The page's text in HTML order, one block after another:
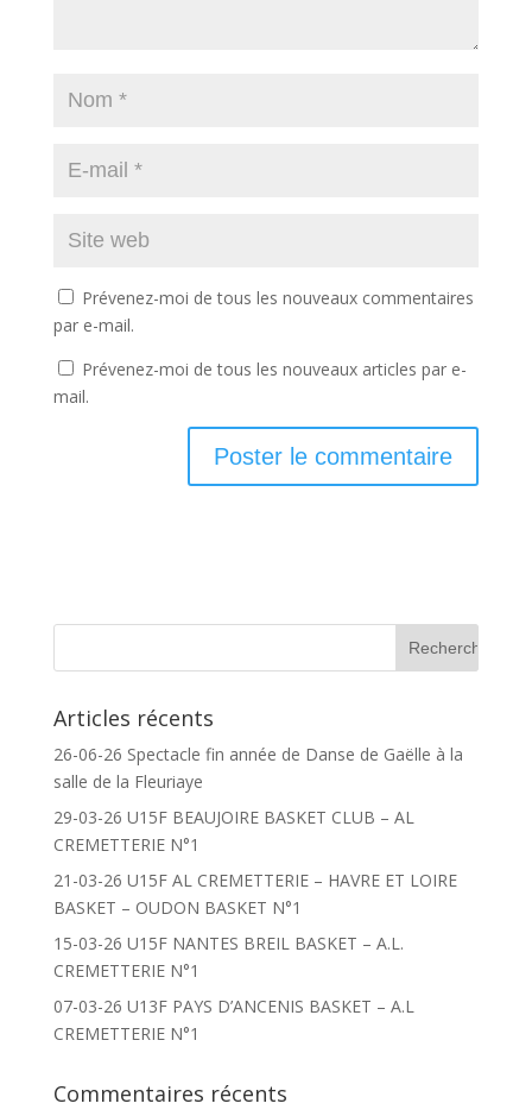
Prévenez-moi de tous les nouveaux commentaires
par e-mail.
Prévenez-moi de tous les nouveaux articles par e-
mail.
Articles récents
26-06-26 Spectacle fin année de Danse de Gaëlle à la
salle de la Fleuriaye
29-03-26 U15F BEAUJOIRE BASKET CLUB – AL
CREMETTERIE N°1
21-03-26 U15F AL CREMETTERIE – HAVRE ET LOIRE
BASKET – OUDON BASKET N°1
15-03-26 U15F NANTES BREIL BASKET – A.L.
CREMETTERIE N°1
07-03-26 U13F PAYS D’ANCENIS BASKET – A.L
CREMETTERIE N°1
Commentaires récents